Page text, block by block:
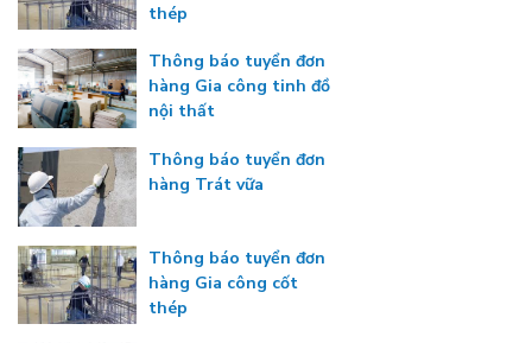
thép
Thông báo tuyển đơn
hàng Gia công tinh đồ
nội thất
Thông báo tuyển đơn
hàng Trát vữa
Thông báo tuyển đơn
hàng Gia công cốt
thép